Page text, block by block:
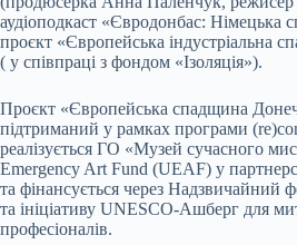
аудіоподкаст «Євродонбас: Німецька
проєкт «Європейська індустріальна
( у співпраці з фондом «Ізоляція»).
Проєкт «Європейська спадщина
підтриманий у рамках програми
реалізується ГО «Музей сучасного
Emergency Art Fund (UEAF) у
та фінансується через
та ініціативу UNESCO-Ашберг для
професіоналів.